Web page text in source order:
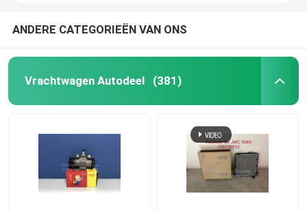
ANDERE CATEGORIEËN VAN ONS
Vrachtwagen Autodeel (381)